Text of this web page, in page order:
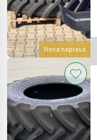
Nova naprava